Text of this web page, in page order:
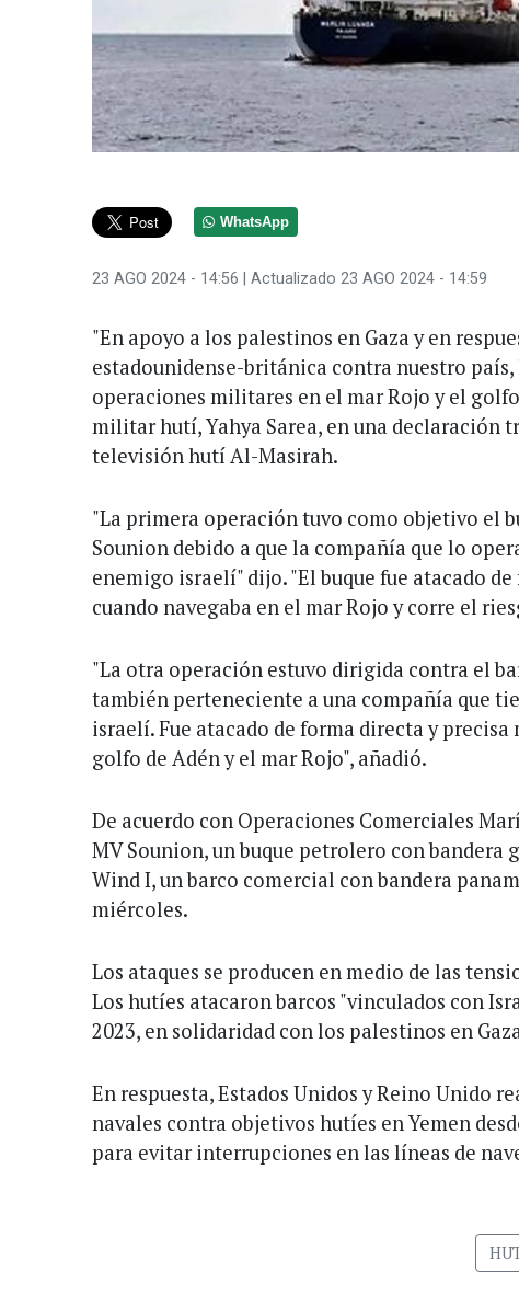
WhatsApp
23 AGO 2024 - 14:56 | Actualizado 23 AGO 2024 - 14:59
"En apoyo a los palestinos en Gaza y en
estadounidense-británica contra nuestro país,
operaciones militares en el mar Rojo y el
militar hutí, Yahya Sarea, en una declaración
televisión hutí Al-Masirah.
"La primera operación tuvo como objetivo el
Sounion debido a que la compañía que lo
enemigo israelí" dijo. "El buque fue atacado
cuando navegaba en el mar Rojo y corre el
"La otra operación estuvo dirigida contra el
también perteneciente a una compañía que
israelí. Fue atacado de forma directa y precisa
golfo de Adén y el mar Rojo", añadió.
De acuerdo con Operaciones Comerciales
MV Sounion, un buque petrolero con bandera
Wind I, un barco comercial con bandera
miércoles.
Los ataques se producen en medio de las
Los hutíes atacaron barcos "vinculados con
2023, en solidaridad con los palestinos en
En respuesta, Estados Unidos y Reino Unido
navales contra objetivos hutíes en Yemen
para evitar interrupciones en las líneas de